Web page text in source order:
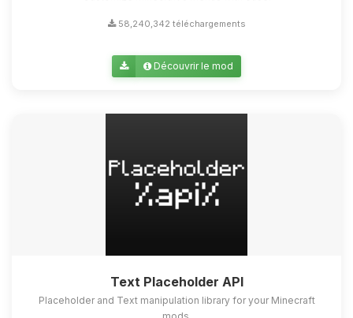
58,240,342 téléchargements
Découvrir le mod
Text Placeholder API
Placeholder and Text manipulation library for your Minecraft